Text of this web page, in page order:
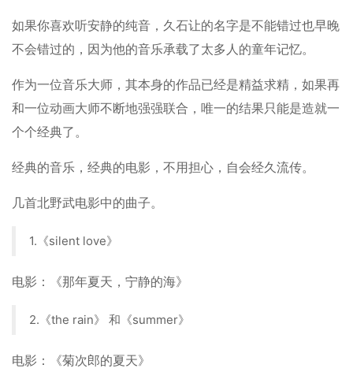
如果你喜欢听安静的纯音，久石让的名字是不能错过也早晚
不会错过的，因为他的音乐承载了太多人的童年记忆。
作为一位音乐大师，其本身的作品已经是精益求精，如果再
和一位动画大师不断地强强联合，唯一的结果只能是造就一
个个经典了。
经典的音乐，经典的电影，不用担心，自会经久流传。
几首北野武电影中的曲子。
1.《silent love》
电影：《那年夏天，宁静的海》
2.《the rain》 和《summer》
电影：《菊次郎的夏天》